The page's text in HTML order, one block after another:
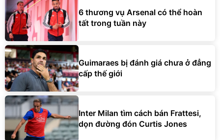
6 thương vụ Arsenal có thể hoàn
tất trong tuần này
Guimaraes bị đánh giá chưa ở đẳng
cấp thế giới
Inter Milan tìm cách bán Frattesi,
dọn đường đón Curtis Jones